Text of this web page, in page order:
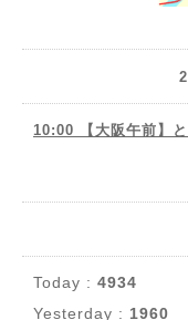
10:00 【大阪午前】
Today : 4934
Yesterday : 1960